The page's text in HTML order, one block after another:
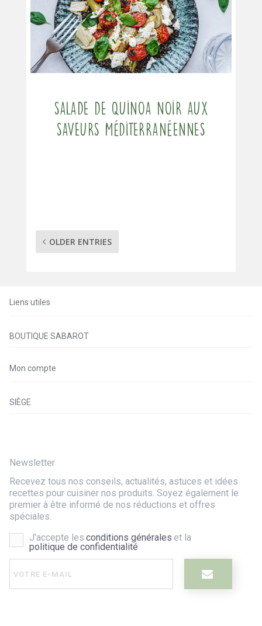
Salade de quinoa noir aux
saveurs méditerranéennes
OLDER ENTRIES
Liens utiles
BOUTIQUE SABAROT
Mon compte
SIÈGE
Newsletter
Recevez tous nos conseils, actualités, astuces et idées
recettes pour cuisiner nos produits. Soyez également le
premier à être informé de nos réductions et offres
spéciales.
J'accepte les conditions générales et la
politique de confidentialité